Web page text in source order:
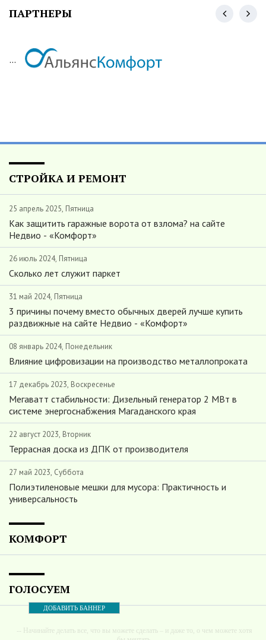
ПАРТНЕРЫ
...
СТРОЙКА И РЕМОНТ
25 апрель 2025, Пятница
Как защитить гаражные ворота от взлома? на сайте
Недвио - «Комфорт»
26 июль 2024, Пятница
Сколько лет служит паркет
31 май 2024, Пятница
3 причины почему вместо обычных дверей лучше купить
раздвижные на сайте Недвио - «Комфорт»
08 январь 2024, Понедельник
Влияние цифровизации на производство металлопроката
17 декабрь 2023, Воскресенье
Мегаватт стабильности: Дизельный генератор 2 МВт в
системе энергоснабжения Магаданского края
22 август 2023, Вторник
Террасная доска из ДПК от производителя
27 май 2023, Суббота
Полиэтиленовые мешки для мусора: Практичность и
универсальность
КОМФОРТ
ГОЛОСУЕМ
ДОБАВИТЬ БАННЕР
-- Начинайте делать все, что вы можете сделать – и даже то, о чем можете хотя